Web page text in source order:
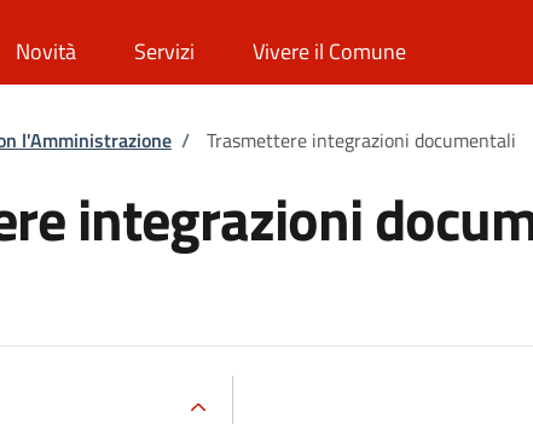
Novità Servizi Vivere il Comune
l'Amministrazione / Trasmettere integrazioni documentali
integrazioni